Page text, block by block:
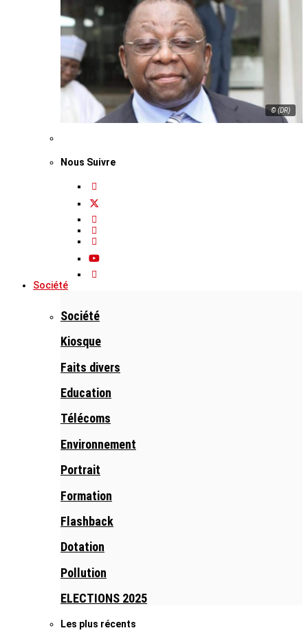
© (DR)
Nous Suivre
Société
Société
Kiosque
Faits divers
Education
Télécoms
Environnement
Portrait
Formation
Flashback
Dotation
Pollution
ELECTIONS 2025
Les plus récents